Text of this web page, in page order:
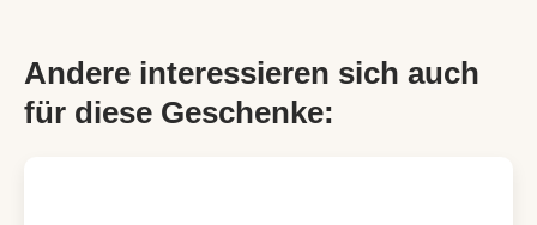
Andere interessieren sich auch
für diese Geschenke: